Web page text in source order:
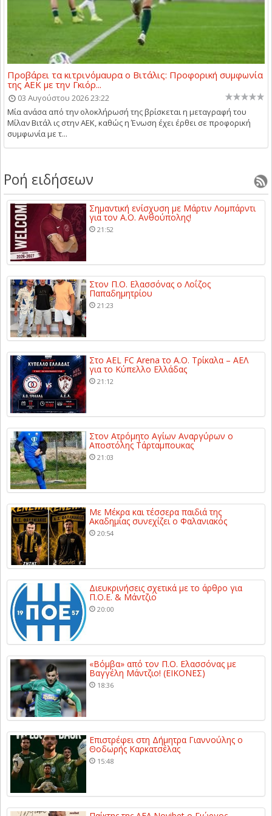
Προβάρει τα κιτρινόμαυρα ο Βιτάλις: Προφορική συμφωνία
της ΑΕΚ με την Γκιόρ...
03 Αυγούστου 2026 23:22
Μία ανάσα από την ολοκλήρωσή της βρίσκεται η μεταγραφή του
Μίλαν Βιτάλ ις στην ΑΕΚ, καθώς η Ένωση έχει έρθει σε προφορική
συμφωνία με τ...
Ροή ειδήσεων
Σημαντική ενίσχυση με Μάρτιν Λομπάρντι
για τον Α.Ο. Ανθούπολης!
21:52
Στον Π.Ο. Ελασσόνας ο Λοΐζος
Παπαδημητρίου
21:23
Στο AEL FC Arena το Α.Ο. Τρίκαλα – ΑΕΛ
για το Κύπελλο Ελλάδας
21:12
Στον Ατρόμητο Αγίων Αναργύρων ο
Αποστόλης Τάρταμπουκας
21:03
Με Μέκρα και τέσσερα παιδιά της
Ακαδημίας συνεχίζει ο Φαλανιακός
20:54
Διευκρινήσεις σχετικά με το άρθρο για
Π.Ο.Ε. & Μάντζιο
20:00
«Βόμβα» από τον Π.Ο. Ελασσόνας με
Βαγγέλη Μάντζιο! (ΕΙΚΟΝΕΣ)
18:36
Επιστρέφει στη Δήμητρα Γιαννούλης ο
Θοδωρής Καρκατσέλας
15:48